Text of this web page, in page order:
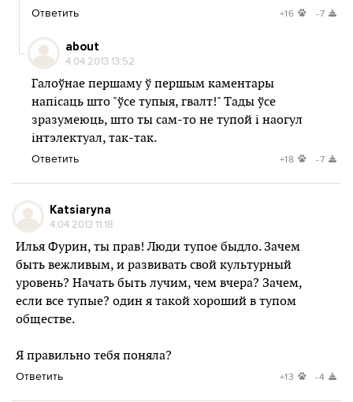
Ответить +16 -7
about
4.04.2013 13:52
Галоўнае першаму ў першым каментары
напісаць што "ўсе тупыя, гвалт!" Тады ўсе
зразумеюць, што ты сам-то не тупой і наогул
інтэлектуал, так-так.
Ответить +18 -7
Katsiaryna
4.04.2013 11:18
Илья Фурин, ты прав! Люди тупое быдло. Зачем
быть вежливым, и развивать свой культурный
уровень? Начать быть лучим, чем вчера? Зачем,
если все тупые? один я такой хороший в тупом
обществе.
Я правильно тебя поняла?
Ответить +13 -4